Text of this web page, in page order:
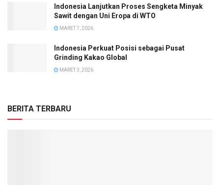
Indonesia Lanjutkan Proses Sengketa Minyak
Sawit dengan Uni Eropa di WTO
MARET 7, 2026
Indonesia Perkuat Posisi sebagai Pusat
Grinding Kakao Global
MARET 3, 2026
BERITA TERBARU